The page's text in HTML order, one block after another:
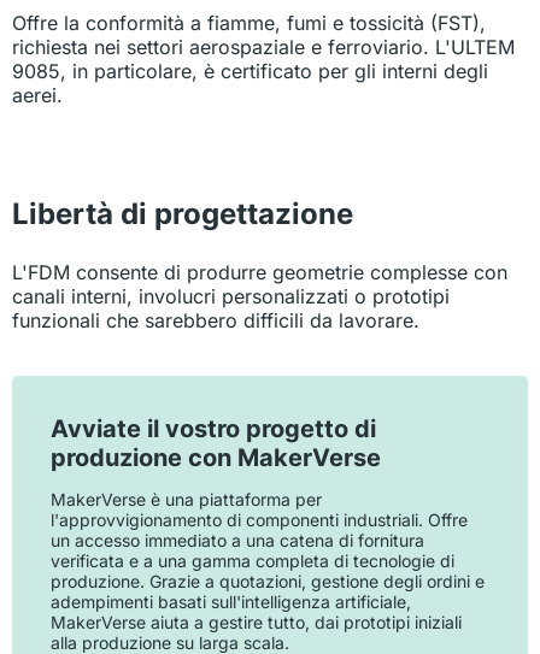
Offre la conformità a fiamme, fumi e tossicità (FST),
richiesta nei settori aerospaziale e ferroviario. L'ULTEM
9085, in particolare, è certificato per gli interni degli
aerei.
Libertà di progettazione
L'FDM consente di produrre geometrie complesse con
canali interni, involucri personalizzati o prototipi
funzionali che sarebbero difficili da lavorare.
Avviate il vostro progetto di
produzione con MakerVerse
MakerVerse è una piattaforma per
l'approvvigionamento di componenti industriali. Offre
un accesso immediato a una catena di fornitura
verificata e a una gamma completa di tecnologie di
produzione. Grazie a quotazioni, gestione degli ordini e
adempimenti basati sull'intelligenza artificiale,
MakerVerse aiuta a gestire tutto, dai prototipi iniziali
alla produzione su larga scala.